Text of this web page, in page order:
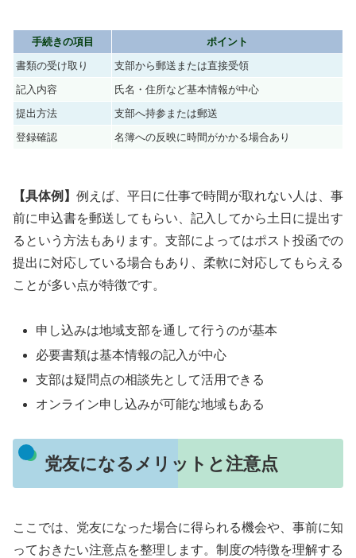
手続きの項目
ポイント
書類の受け取り
支部から郵送または直接受領
記入内容
氏名・住所など基本情報が中心
提出方法
支部へ持参または郵送
登録確認
名簿への反映に時間がかかる場合あり
【具体例】 例えば、平日に仕事で時間が取れない人は、事
前に申込書を郵送してもらい、記入してから土日に提出す
るという方法もあります。支部によってはポスト投函での
提出に対応している場合もあり、柔軟に対応してもらえる
ことが多い点が特徴です。
申し込みは地域支部を通して行うのが基本
必要書類は基本情報の記入が中心
支部は疑問点の相談先として活用できる
オンライン申し込みが可能な地域もある
党友になるメリットと注意点
ここでは、党友になった場合に得られる機会や、事前に知
っておきたい注意点を整理します。制度の特徴を理解する